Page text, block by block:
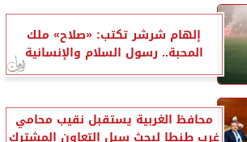
إلهام شرشر تكتب: «صلاح» ملك
المحبة.. رسول السلام والإنسانية
محافظ الغربية يستقبل نقيب محامي
غرب طنطا لبحث سبل التعاون المشترك